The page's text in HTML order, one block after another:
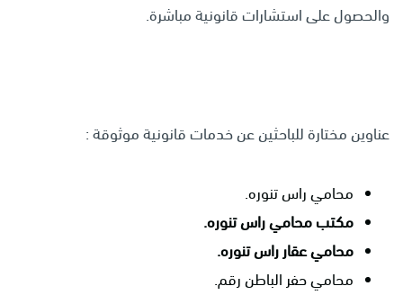
والحصول على استشارات قانونية مباشرة.
عناوين مختارة للباحثين عن خدمات قانونية موثوقة :
محامي راس تنوره.
مكتب محامي راس تنوره.
محامي عقار راس تنوره.
محامي حفر الباطن رقم.